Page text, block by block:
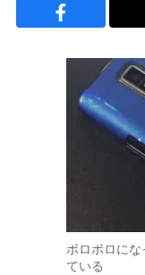
ボロボロに
ている